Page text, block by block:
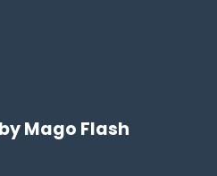
Mago Flash